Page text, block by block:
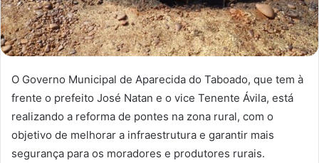
O Governo Municipal de Aparecida do Taboado, que tem à
frente o prefeito José Natan e o vice Tenente Ávila, está
realizando a reforma de pontes na zona rural, com o
objetivo de melhorar a infraestrutura e garantir mais
segurança para os moradores e produtores rurais.